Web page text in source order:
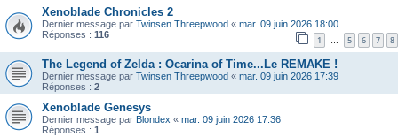
Xenoblade Chronicles 2
Dernier message par Twinsen Threepwood « mar. 09 juin 2026 18:00
Réponses : 116 1 … 5 6 7 8
The Legend of Zelda : Ocarina of Time...Le REMAKE !
Dernier message par Twinsen Threepwood « mar. 09 juin 2026 17:39
Réponses : 2
Xenoblade Genesys
Dernier message par Blondex « mar. 09 juin 2026 17:36
Réponses : 1